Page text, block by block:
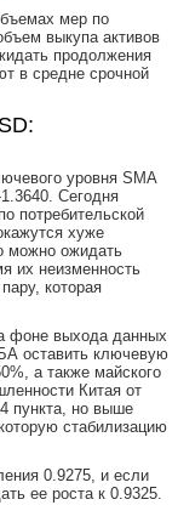
мер по
выкупа активов
продолжения
в средне срочной
уровня SМА
Сегодня
потребительской
хуже
можно ожидать
их неизменность
которая
фоне выхода данных
оставить ключевую
а также майского
Китая от
пункта, но выше
стабилизацию
0.9275, и если
ее роста к 0.9325.